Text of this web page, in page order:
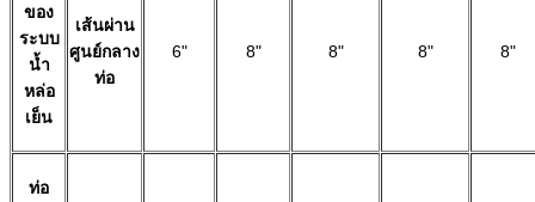
ของ
ระบบ
น้ำ
หล่อ
เย็น
เส้นผ่าน
ศูนย์กลาง
ท่อ
6" 8" 8" 8" 8"
ท่อ